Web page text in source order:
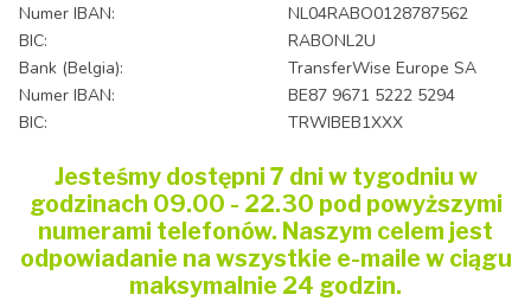
Numer IBAN:
NL04RABO0128787562
BIC:
RABONL2U
Bank (Belgia):
TransferWise Europe SA
Numer IBAN:
BE87 9671 5222 5294
BIC:
TRWIBEB1XXX
Jesteśmy dostępni 7 dni w tygodniu w
godzinach 09.00 - 22.30 pod powyższymi
numerami telefonów. Naszym celem jest
odpowiadanie na wszystkie e-maile w ciągu
maksymalnie 24 godzin.